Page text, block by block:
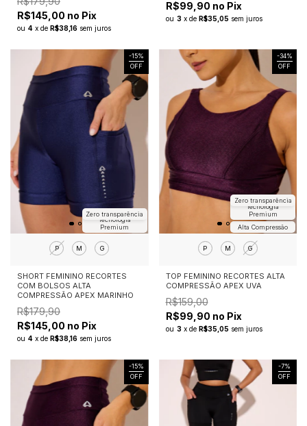
R$145,00 no Pix
ou 4 x de R$38,16 sem juros
R$99,90 no Pix
ou 3 x de R$35,05 sem juros
-15%
OFF
Tecnologia
Premium
Zero transparência
P M G
SHORT FEMININO RECORTES
COM BOLSOS ALTA
COMPRESSÃO APEX MARINHO
R$179,90
R$145,00 no Pix
ou 4 x de R$38,16 sem juros
-34%
OFF
Alta Compressão
Tecnologia
Premium
Zero transparência
P M G
TOP FEMININO RECORTES ALTA
COMPRESSÃO APEX UVA
R$159,00
R$99,90 no Pix
ou 3 x de R$35,05 sem juros
-15%
OFF
-7%
OFF